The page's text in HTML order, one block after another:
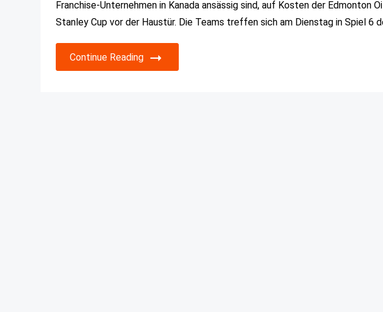
Franchise-Unternehmen in Kanada ansässig sind, auf Kosten der Edmonton
Stanley Cup vor der Haustür. Die Teams treffen sich am Dienstag in Spiel 6
Continue Reading